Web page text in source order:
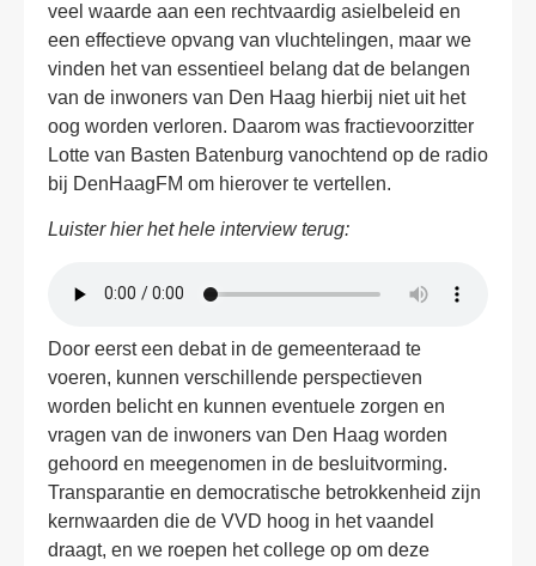
veel waarde aan een rechtvaardig asielbeleid en
een effectieve opvang van vluchtelingen, maar we
vinden het van essentieel belang dat de belangen
van de inwoners van Den Haag hierbij niet uit het
oog worden verloren. Daarom was fractievoorzitter
Lotte van Basten Batenburg vanochtend op de radio
bij DenHaagFM om hierover te vertellen.
Luister hier het hele interview terug:
Door eerst een debat in de gemeenteraad te
voeren, kunnen verschillende perspectieven
worden belicht en kunnen eventuele zorgen en
vragen van de inwoners van Den Haag worden
gehoord en meegenomen in de besluitvorming.
Transparantie en democratische betrokkenheid zijn
kernwaarden die de VVD hoog in het vaandel
draagt, en we roepen het college op om deze